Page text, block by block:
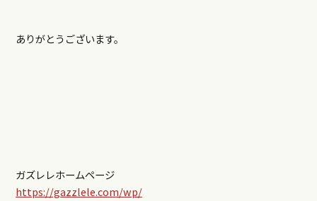
ありがとうございます。
ガズレレホームページ
https://gazzlele.com/wp/